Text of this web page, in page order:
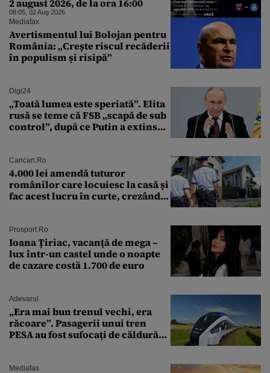
2 august 2026, de la ora 16:00
08:05, 02 Aug 2026
Mediafax
Avertismentul lui Bolojan pentru
România: „Crește riscul recăderii
în populism și risipă”
Digi24
„Toată lumea este speriată”. Elita
rusă se teme că FSB „scapă de sub
control”, după ce Putin a extins
Cancan.ro
4.000 lei amendă tuturor
românilor care locuiesc la casă și
fac acest lucru în curte, crezând
Prosport.ro
Ioana Țiriac, vacanță de mega –
lux într-un castel unde o noapte
de cazare costă 1.700 de euro
Adevarul
„Era mai bun trenul vechi, era
răcoare”. Pasagerii unui tren
PESA au fost sufocați de căldură
Mediafax